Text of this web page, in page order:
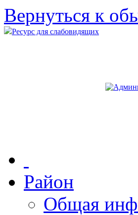
Вернуться к
Ресурс для слабовидящих
Район
Общая